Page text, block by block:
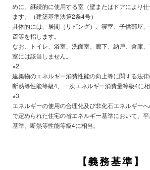
めに、継続的に使用する室（壁またはドアにより
ます。（建築基準法第2条4号）
具体的には、居間（リビング）、寝室、子供部屋
斎等を指します。
なお、トイレ、浴室、洗面室、廊下、納戸、倉庫
室には該当しません。
※2
建築物のエネルギー消費性能の向上等に関する法律
断熱等性能等級4、一次エネルギー消費量等級4に相
※3
エネルギーの使用の合理化及び非化石エネルギー
で定められた住宅の省エネルギー基準において、
基準。断熱等性能等級4に相当。
【義務基準】